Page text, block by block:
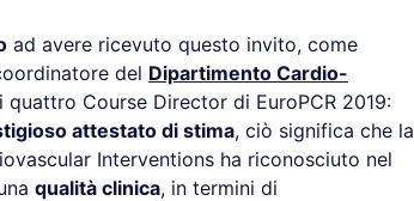
ad avere ricevuto questo invito, come
del Dipartimento Cardio-
quattro Course Director di EuroPCR 2019:
attestato di stima, ciò significa che la
Interventions ha riconosciuto nel
qualità clinica, in termini di